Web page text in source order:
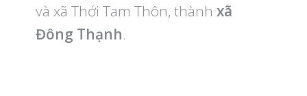
và xã Thới Tam Thôn, thành xã
Đông Thạnh.